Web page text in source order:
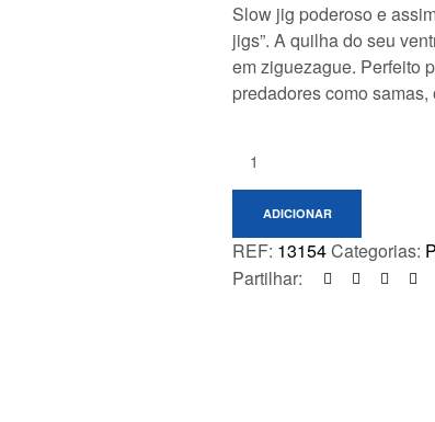
Slow jig poderoso e
jigs”. A quilha do seu
em ziguezague. Perfeito
predadores como
ADICIONAR
REF: 13154Categorias:
Partilhar: